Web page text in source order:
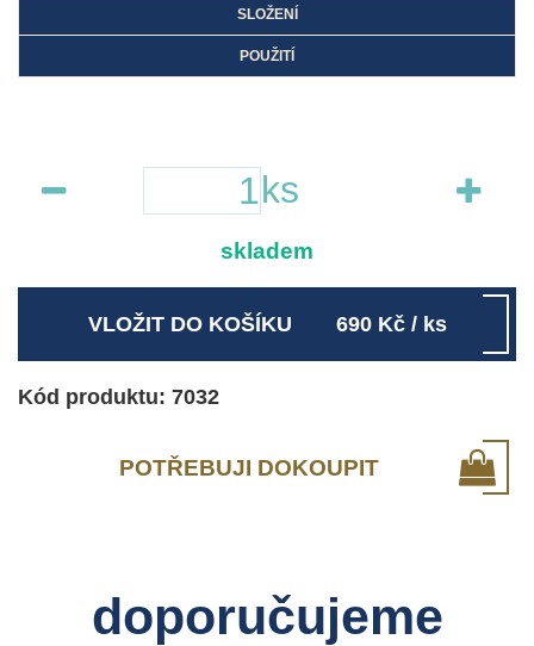
SLOŽENÍ
POUŽITÍ
Kód produktu: 7032
POTŘEBUJI DOKOUPIT
ks
skladem
VLOŽIT DO KOŠÍKU 690 Kč/ ks
doporučujeme